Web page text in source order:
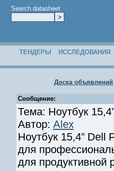
Search datasheet
ТЕНДЕРЫ ИССЛЕДОВАНИЯ
Доска объявлений
Сообщение:
Тема: Ноутбук
Автор: Alex
Ноутбук 15,4” Dell
для
для продуктивной